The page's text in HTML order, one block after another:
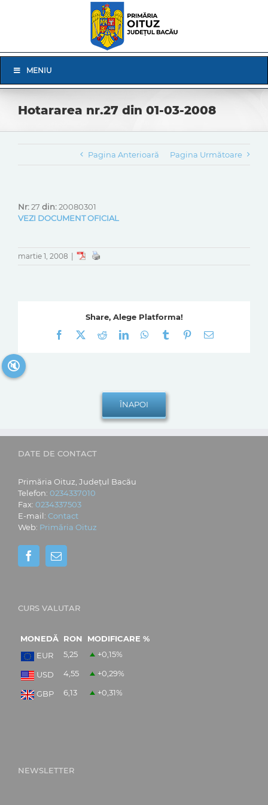
Navigation
MENIU
Hotararea nr.27 din 01-03-2008
Pagina Anterioară Pagina Următoare
Nr:27 din:20080301
VEZI DOCUMENT OFICIAL
martie 1, 2008
Share, Alege Platforma!
Facebook
RedditLinkedInWhatsApp
Tumblr Pinterest
E-
DATE DE CONTACT
Primăria Oituz, Județul Bacău
Telefon: 0234337010
Fax: 0234337503
E-mail: Contact
Web: Primăria Oituz
CURS VALUTAR
MONEDĂ RON
MODIFICARE %
EUR
5,25 +0,15%
USD 4,55 +0,29%
GBP 6,13 +0,31%
NEWSLETTER
🔇